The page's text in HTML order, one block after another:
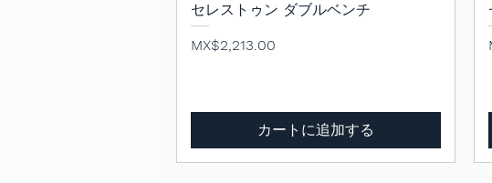
クイックビュー
セレストゥン ダブルベンチ
価格
MX$2,213.00
カートに追加する